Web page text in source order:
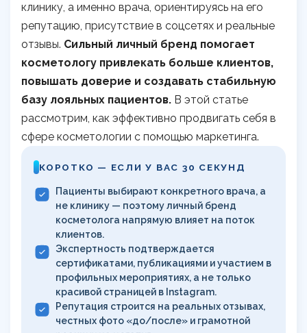
клинику, а именно врача, ориентируясь на его
репутацию, присутствие в соцсетях и реальные
отзывы. Сильный личный бренд помогает
косметологу привлекать больше клиентов,
повышать доверие и создавать стабильную
базу лояльных пациентов. В этой статье
рассмотрим, как эффективно продвигать себя в
сфере косметологии с помощью маркетинга.
КОРОТКО — ЕСЛИ У ВАС 30 СЕКУНД
Пациенты выбирают конкретного врача, а
не клинику — поэтому личный бренд
косметолога напрямую влияет на поток
клиентов.
Экспертность подтверждается
сертификатами, публикациями и участием в
профильных мероприятиях, а не только
красивой страницей в Instagram.
Репутация строится на реальных отзывах,
честных фото «до/после» и грамотной